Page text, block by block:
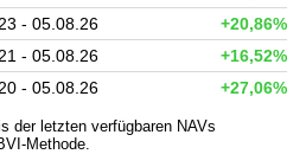
- 05.08.26
+20,86%
- 05.08.26
+16,52%
- 05.08.26 +27,06%
der letzten verfügbaren NAVs
Methode.